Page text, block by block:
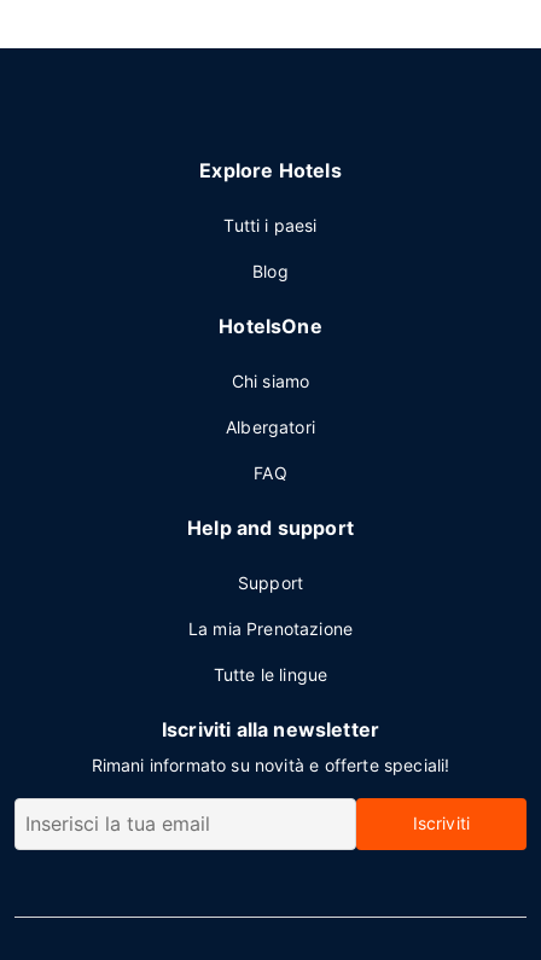
Explore Hotels
Tutti i paesi
Blog
HotelsOne
Chi siamo
Albergatori
FAQ
Help and support
Support
La mia Prenotazione
Tutte le lingue
Iscriviti alla newsletter
Rimani informato su novità e offerte speciali!
Iscriviti